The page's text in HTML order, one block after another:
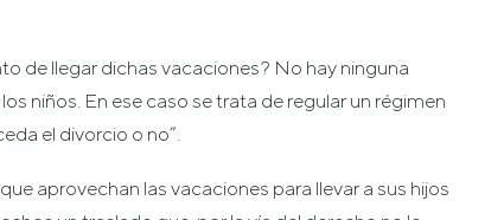
de llegar dichas vacaciones? No hay ninguna
niños. En ese caso se trata de regular un régimen
el divorcio o no”.
aprovechan las vacaciones para llevar a sus hijos